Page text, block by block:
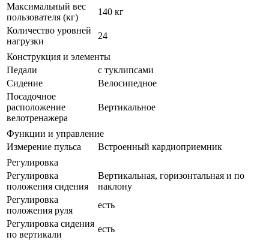
Максимальный вес
пользователя (кг)
140 кг
Количество уровней
нагрузки
24
Конструкция и элементы
Педали
с туклипсами
Сидение
Велосипедное
Посадочное
расположение
велотренажера
Вертикальное
Функции и управление
Измерение пульса
Встроенный кардиоприемник
Регулировка
Регулировка
положения сидения
Вертикальная, горизонтальная и по
наклону
Регулировка
положения руля
есть
Регулировка сидения
по вертикали
есть